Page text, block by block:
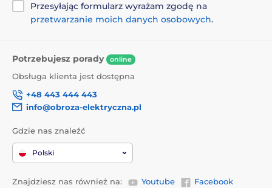
Przesyłając formularz wyrażam zgodę na
przetwarzanie moich danych osobowych.
Potrzebujesz porady online
Obsługa klienta jest dostępna
+48 443 444 443
info@obroza-elektryczna.pl
Gdzie nas znaleźć
Polski
Znajdziesz nas również na: Youtube
Facebook